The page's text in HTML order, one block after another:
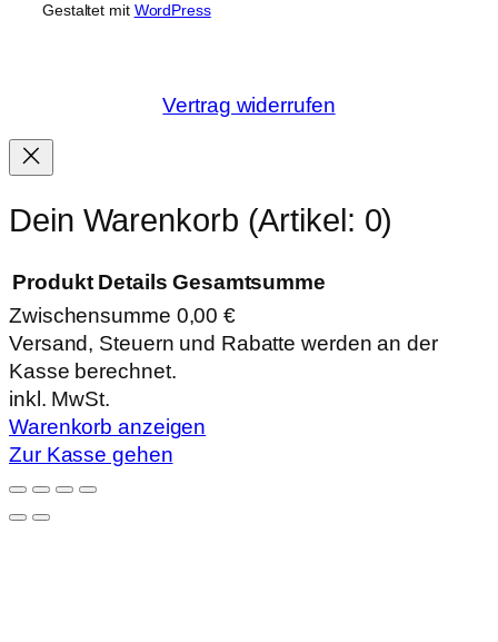
Gestaltet mit WordPress
Vertrag widerrufen
Dein Warenkorb (Artikel: 0)
Produkte
im
Warenkorb
Produkt Details Gesamtsumme
Zwischensumme 0,00 €
Versand, Steuern und Rabatte werden an der
Kasse berechnet.
inkl. MwSt.
Warenkorb anzeigen
Zur Kasse gehen